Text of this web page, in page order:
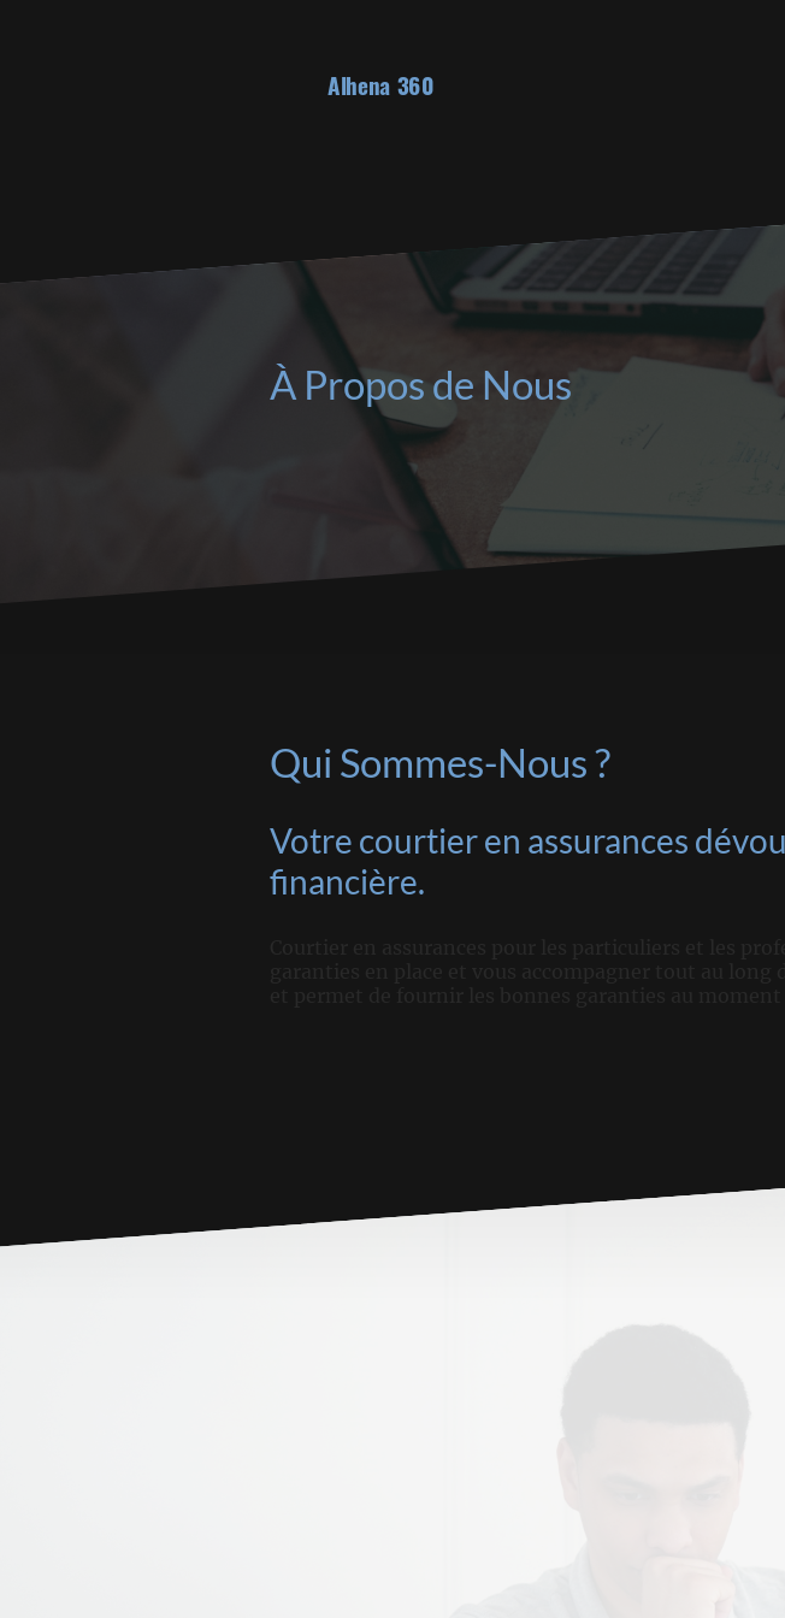
Alhena 360
À Propos de Nous
Qui Sommes-Nous ?
Votre courtier en assurances
financière.